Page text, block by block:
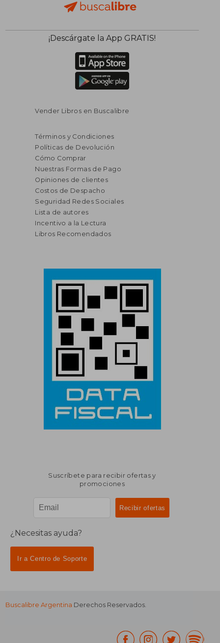
¡Descárgate la App GRATIS!
Vender Libros en Buscalibre
Términos y Condiciones
Políticas de Devolución
Cómo Comprar
Nuestras Formas de Pago
Opiniones de clientes
Costos de Despacho
Seguridad Redes Sociales
Lista de autores
Incentivo a la Lectura
Libros Recomendados
Suscríbete para recibir ofertas y
promociones
¿Necesitas ayuda?
Ir a Centro de Soporte
Buscalibre Argentina Derechos Reservados.